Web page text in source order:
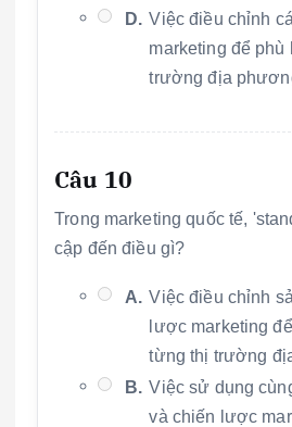
D. Việc điều chỉnh
marketing để
trường địa
Câu 10
Trong marketing quốc tế,
cập đến điều gì?
A. Việc điều chỉnh
lược marketing
từng thị trường
B. Việc sử dụng
và chiến lược